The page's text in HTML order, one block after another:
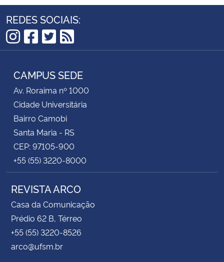
REDES SOCIAIS:
Instagram
Facebook
Twitter
RSS
CAMPUS SEDE
Av. Roraima nº 1000
Cidade Universitária
Bairro Camobi
Santa Maria - RS
CEP: 97105-900
+55 (55) 3220-8000
REVISTA ARCO
Casa da Comunicação
Prédio 62 B, Térreo
+55 (55) 3220-8526
arco@ufsm.br